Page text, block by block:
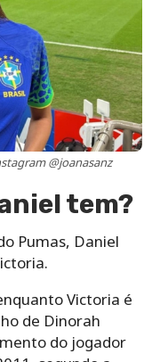
@joanasanz
tem?
Pumas, Daniel
Victoria é
de Dinorah
do jogador